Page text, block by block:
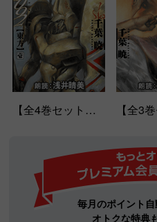
【全4巻セット】「聖刻1092 東方」シリーズ
毎月のポイント
オトクな特典